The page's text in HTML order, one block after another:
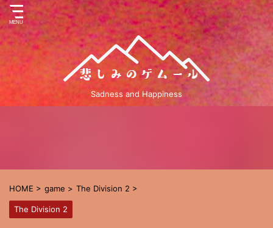
Sadness and Happiness
HOME > game > The Division 2 >
The Division 2